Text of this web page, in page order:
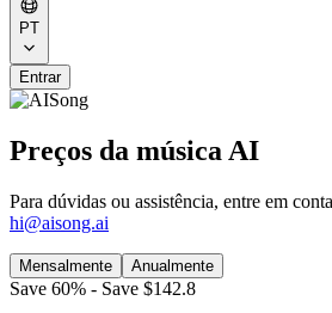
PT
Entrar
Preços da música AI
Para dúvidas ou assistência, entre em
hi@aisong.ai
Mensalmente Anualmente
Save 60% - Save $142.8